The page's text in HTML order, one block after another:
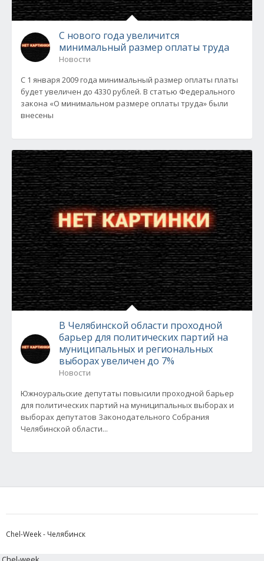
С нового года увеличится
минимальный размер оплаты труда
Новости
С 1 января 2009 года минимальный размер оплаты платы
будет увеличен до 4330 рублей. В статью Федерального
закона «О минимальном размере оплаты труда» были
внесены
В Челябинской области проходной
барьер для политических партий на
муниципальных и региональных
выборах увеличен до 7%
Новости
Южноуральские депутаты повысили проходной барьер
для политических партий на муниципальных выборах и
выборах депутатов Законодательного Собрания
Челябинской области...
Chel-Week - Челябинск